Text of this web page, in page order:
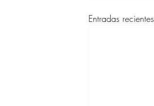
Entradas recientes